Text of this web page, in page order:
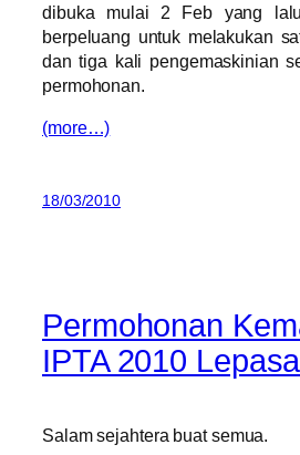
dibuka mulai 2 Feb yang
berpeluang untuk melakukan
dan tiga kali pengemaskinian
permohonan.
(more…)
18/03/2010
Permohonan
IPTA 2010
Salam sejahtera buat semua.